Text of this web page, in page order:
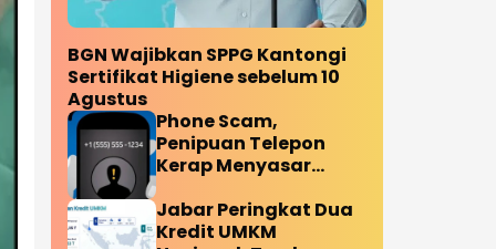
BGN Wajibkan SPPG Kantongi
Sertifikat Higiene sebelum 10
Agustus
Phone Scam,
Penipuan Telepon
Kerap Menyasar
Jabar Peringkat Dua
Kredit UMKM